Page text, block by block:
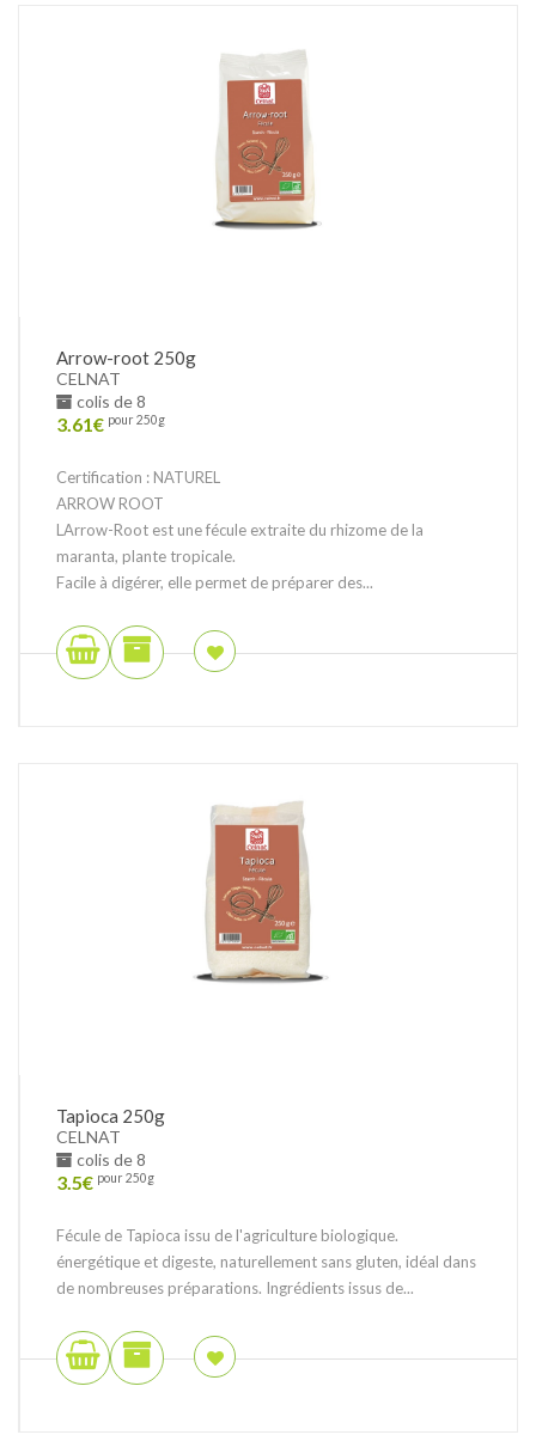
Arrow-root 250g
CELNAT
colis de 8
3.61€ pour 250g
Certification : NATUREL
ARROW ROOT
LArrow-Root est une fécule extraite du rhizome de la
maranta, plante tropicale.
Facile à digérer, elle permet de préparer des...
Tapioca 250g
CELNAT
colis de 8
3.5€ pour 250g
Fécule de Tapioca issu de l'agriculture biologique.
énergétique et digeste, naturellement sans gluten, idéal dans
de nombreuses préparations. Ingrédients issus de...